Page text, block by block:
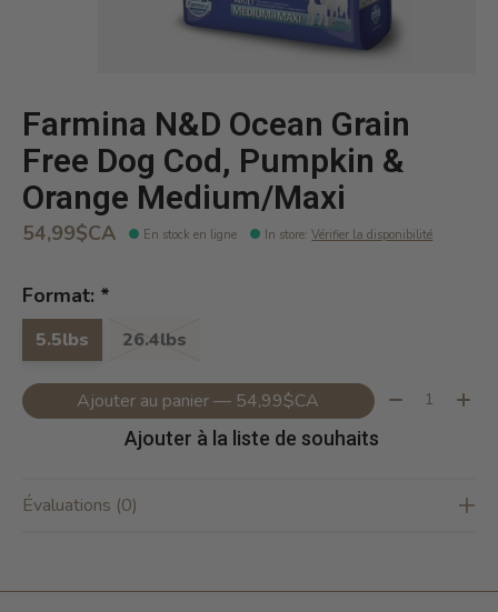
Farmina N&D Ocean Grain
Free Dog Cod, Pumpkin &
Orange Medium/Maxi
54,99$CA En stock en ligne In store:Vérifier la disponibilité
Format: *
5.5lbs 26.4lbs
Ajouter au panier — 54,99$CA Quantité:
Ajouter à la liste de souhaits
Évaluations (0)